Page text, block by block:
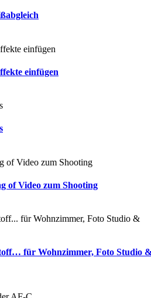
einfügen
Video zum Shooting
für Wohnzimmer, Foto Studio